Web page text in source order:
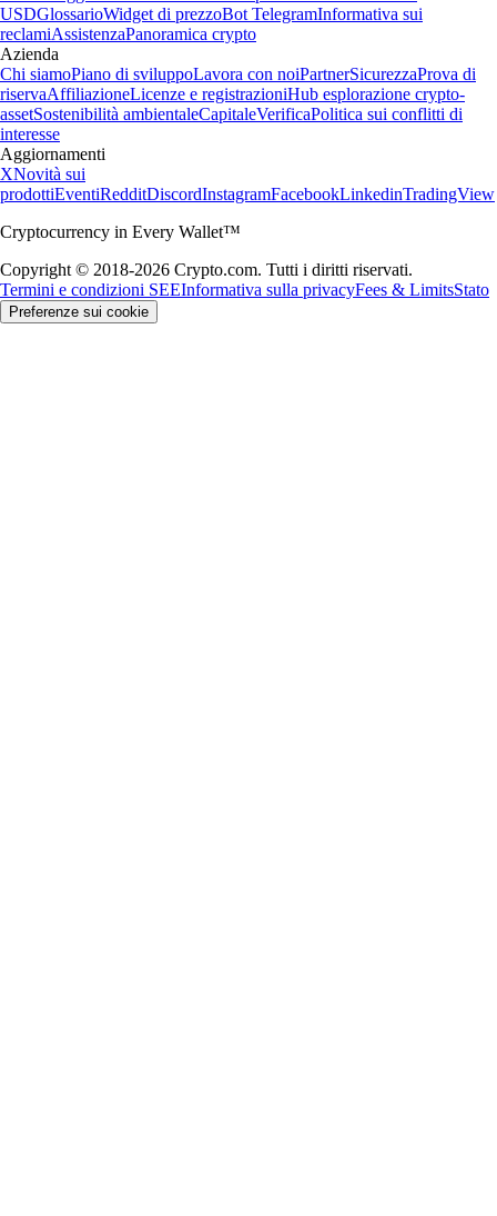
USDGlossarioWidget di prezzoBot TelegramInformativa sui
reclamiAssistenzaPanoramica crypto
Azienda
Chi siamoPiano di sviluppoLavora con noiPartnerSicurezzaProva di
riservaAffiliazioneLicenze e registrazioniHub esplorazione crypto-
assetSostenibilità ambientaleCapitaleVerificaPolitica sui conflitti di
interesse
Aggiornamenti
XNovità sui
prodottiEventiRedditDiscordInstagramFacebookLinkedinTradingView
Cryptocurrency in Every Wallet™
Copyright © 2018-2026 Crypto.com. Tutti i diritti riservati.
Termini e condizioni SEEInformativa sulla privacyFees & LimitsStato
Preferenze sui cookie